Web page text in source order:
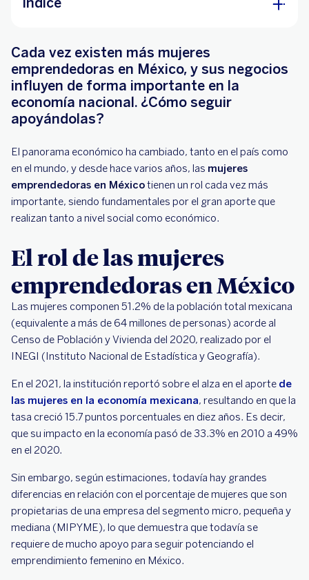
La importancia de las mujeres emprendedoras y
exitosas
1. Se fortalece la economía del país
3. Se potencia el liderazgo femenino a futuro
Capacitación a mujeres emprendedoras: la
clave para el éxito
Cada vez existen más mujeres
emprendedoras en México, y sus negocios
influyen de forma importante en la
economía nacional. ¿Cómo seguir
apoyándolas?
El panorama económico ha cambiado, tanto en el país como
en el mundo, y desde hace varios años, las mujeres
emprendedoras en Méxicotienen un rol cada vez más
importante, siendo fundamentales por el gran aporte que
realizan tanto a nivel social como económico.
El rol de las mujeres
emprendedoras en México
Las mujeres componen 51.2% de la población total mexicana
(equivalente a más de 64 millones de personas) acorde al
Censo de Población y Vivienda del 2020, realizado por el
INEGI (Instituto Nacional de Estadística y Geografía).
En el 2021, la institución reportó sobre el alza en el aporte de
las mujeres en la economía mexicana, resultando en que la
tasa creció 15.7 puntos porcentuales en diez años. Es decir,
que su impacto en la economía pasó de 33.3% en 2010 a 49%
en el 2020.
Sin embargo, según estimaciones, todavía hay grandes
diferencias en relación con el porcentaje de mujeres que son
propietarias de una empresa del segmento micro, pequeña y
mediana (MIPYME), lo que demuestra que todavía se
requiere de mucho apoyo para seguir potenciando el
emprendimiento femenino en México.